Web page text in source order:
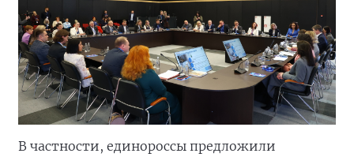
В частности, единороссы предложили